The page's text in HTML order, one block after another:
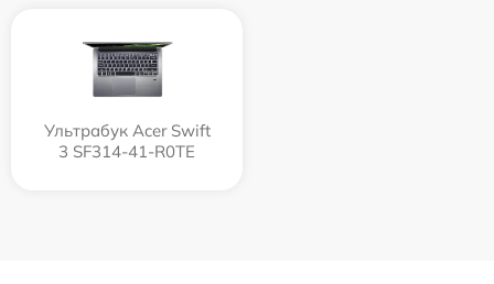
Ультрабук Acer Swift
3 SF314-41-R0TE